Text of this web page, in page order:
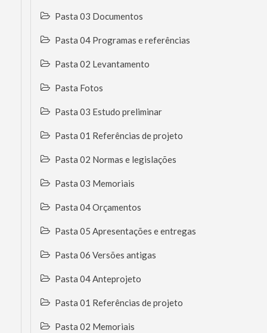
Pasta 03 Documentos
Pasta 04 Programas e referências
Pasta 02 Levantamento
Pasta Fotos
Pasta 03 Estudo preliminar
Pasta 01 Referências de projeto
Pasta 02 Normas e legislações
Pasta 03 Memoriais
Pasta 04 Orçamentos
Pasta 05 Apresentações e entregas
Pasta 06 Versões antigas
Pasta 04 Anteprojeto
Pasta 01 Referências de projeto
Pasta 02 Memoriais